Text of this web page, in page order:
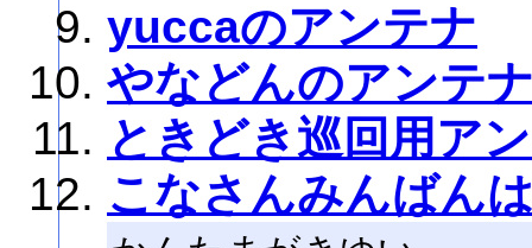
yuccaのアンテナ
やなどんのアンテ
ときどき巡回用ア
こなさんみんばん